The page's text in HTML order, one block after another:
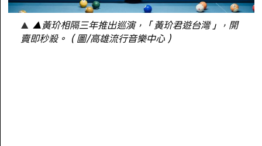
▲黃玠相隔三年推出巡演，「黃玠君遊台灣」，開
賣即秒殺。（圖/高雄流行音樂中心）